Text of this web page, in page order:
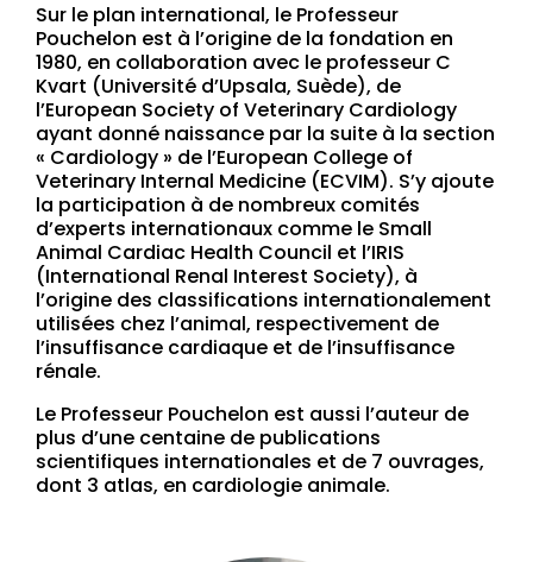
Sur le plan international, le Professeur
Pouchelon est à l’origine de la fondation en
1980, en collaboration avec le professeur C
Kvart (Université d’Upsala, Suède), de
l’European Society of Veterinary Cardiology
ayant donné naissance par la suite à la section
« Cardiology » de l’European College of
Veterinary Internal Medicine (ECVIM). S’y ajoute
la participation à de nombreux comités
d’experts internationaux comme le Small
Animal Cardiac Health Council et l’IRIS
(International Renal Interest Society), à
l’origine des classifications internationalement
utilisées chez l’animal, respectivement de
l’insuffisance cardiaque et de l’insuffisance
rénale.
Le Professeur Pouchelon est aussi l’auteur de
plus d’une centaine de publications
scientifiques internationales et de 7 ouvrages,
dont 3 atlas, en cardiologie animale.